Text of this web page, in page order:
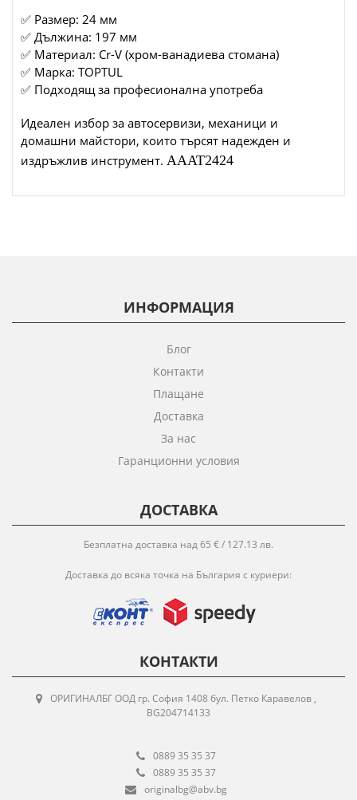
✅ Размер: 24 мм
✅ Дължина: 197 мм
✅ Материал: Cr-V (хром-ванадиева стомана)
✅ Марка: TOPTUL
✅ Подходящ за професионална употреба
Идеален избор за автосервизи, механици и
домашни майстори, които търсят надежден и
издръжлив инструмент. AAAT2424
ИНФОРМАЦИЯ
Блог
Контакти
Плащане
Доставка
За нас
Гаранционни условия
ДОСТАВКА
Безплатна доставка над 65 € / 127.13 лв.
Доставка до всяка точка на България с куриери:
КОНТАКТИ
ОРИГИНАЛБГ ООД гр. София 1408 бул. Петко Каравелов ,
BG204714133
0889 35 35 37
0889 35 35 37
originalbg@abv.bg